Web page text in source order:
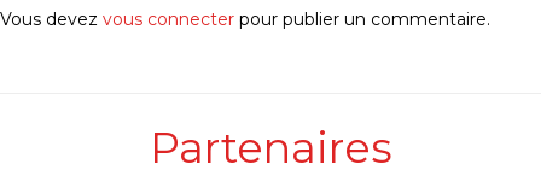
Vous devez vous connecter pour publier un commentaire.
Partenaires